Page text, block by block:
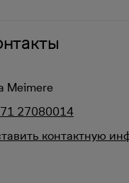
Meimere
27080014
контактную